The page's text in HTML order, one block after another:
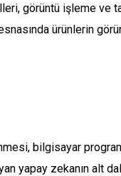
görüntü işleme ve
ürünlerin
bilgisayar
zekanın alt